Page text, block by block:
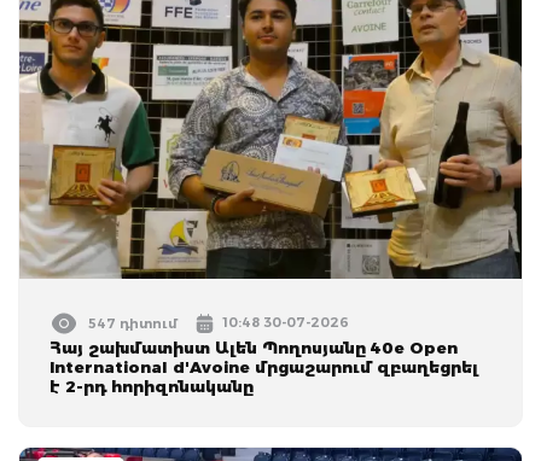
547 դիտում 10:48 30-07-2026
Հայ շախմատիստ Ալեն Պողոսյանը 40e Open
International d'Avoine մրցաշարում զբաղեցրել
է 2-րդ հորիզոնականը